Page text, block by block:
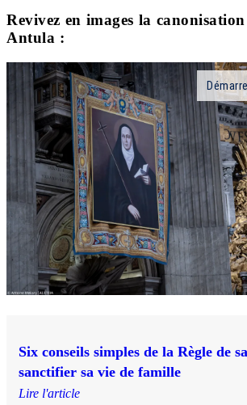
Revivez en images la
Antula :
Six conseils simples de la Règle de
sanctifier sa vie de famille
Lire l'article